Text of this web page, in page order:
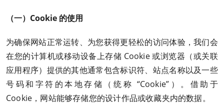
（一）Cookie 的使用
为确保网站正常运转、为您获得更轻松的访问体验，我们会
在您的计算机或移动设备上存储 Cookie 或浏览器（或关联
应用程序）提供的其他通常包含标识符、站点名称以及一些
号码和字符的本地存储（统称 “Cookie”）。借助于
Cookie，网站能够存储您的设计作品或收藏夹内的数据。